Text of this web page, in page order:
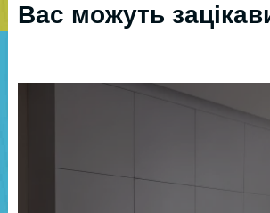
Вас можуть